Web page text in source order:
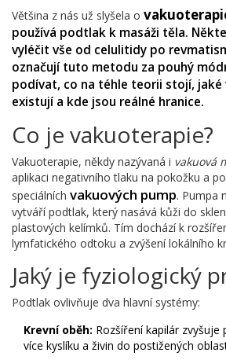
Většina z nás už slyšela o
používá podtlak k masáži těla.
vyléčit vše od celulitidy po
označují tuto metodu za pouhý
podívat, co na téhle teorii stojí, jaké
existují a kde jsou reálné hranice.
Co je vakuoterapie?
Vakuoterapie, někdy nazývaná i vakuová
aplikaci negativního tlaku na pokožku a
speciálních vakuových pump. Pumpa
vytváří podtlak, který nasává kůži do
plastových kelímků. Tím dochází k
lymfatického odtoku a zvýšení lokálního
Jaký je fyziologický
Podtlak ovlivňuje dva hlavní systémy:
Krevní oběh: Rozšíření kapilár
více kyslíku a živin do postižených